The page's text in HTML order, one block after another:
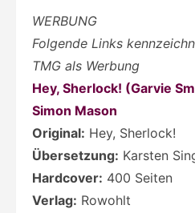
WERBUNG
Folgende Links
TMG als Werbung
Hey, Sherlock! (Garvie
Simon Mason
Original: Hey, Sherlock!
Übersetzung: Karsten
Hardcover: 400 Seiten
Verlag: Rowohlt